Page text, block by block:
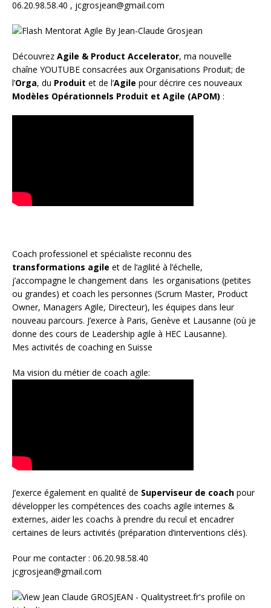
06.20.98.58.40 , jcgrosjean@gmail.com
Découvrez Agile & Product Accelerator, ma nouvelle
chaîne YOUTUBE consacrées aux Organisations Produit; de
l’Orga, du Produit et de l’Agile pour décrire ces nouveaux
Modèles Opérationnels Produit et Agile (APOM) :
Coach professionel et spécialiste reconnu des
transformations agile et de l‘agilité à l’échelle,
j’accompagne le changement dans les organisations (petites
ou grandes) et coach les personnes (Scrum Master, Product
Owner, Managers Agile, Directeur), les équipes dans leur
nouveau parcours. J’exerce à Paris, Genève et Lausanne (où je
donne des cours de Leadership agile à HEC Lausanne).
Mes activités de coaching en Suisse
Ma vision du métier de coach agile:
J’exerce également en qualité de Superviseur de coach pour
développer les compétences des coachs agile internes &
externes, aider les coachs à prendre du recul et encadrer
certaines de leurs activités (préparation d’interventions clés).
Pour me contacter : 06.20.98.58.40
jcgrosjean@gmail.com